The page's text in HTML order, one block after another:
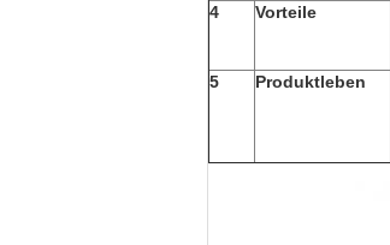
4
Vorteile
5
Produktleben